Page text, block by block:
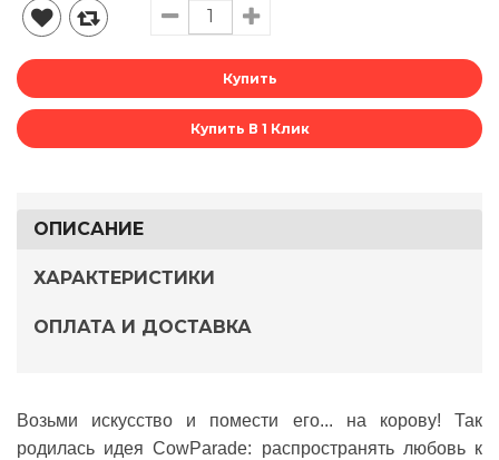
Купить В 1 Клик
ОПИСАНИЕ
ХАРАКТЕРИСТИКИ
ОПЛАТА И ДОСТАВКА
Возьми искусство и помести его... на корову! Так
родилась идеяCowParade: распространять любовь к